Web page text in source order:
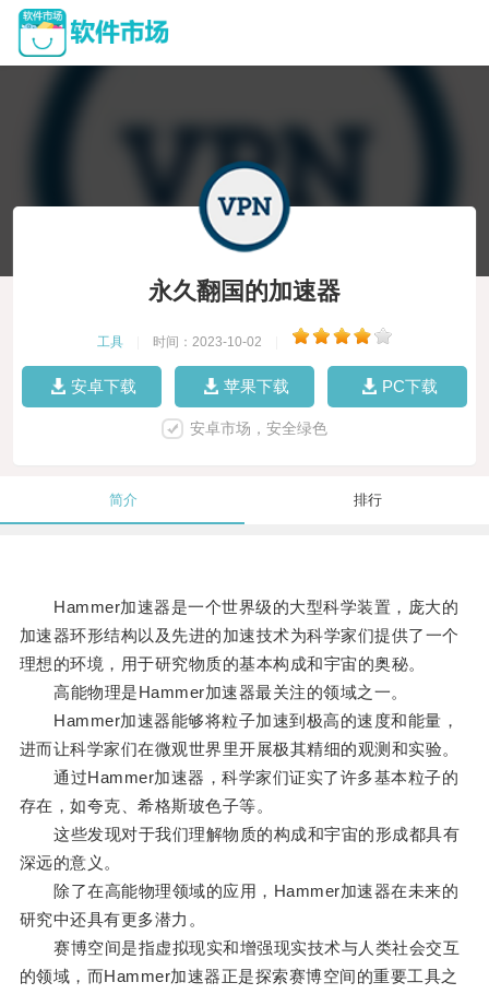
永久翻国的加速器
工具 时间：2023-10-02
安卓下载 苹果下载 PC下载
安卓市场，安全绿色
简介 排行
Hammer加速器是一个世界级的大型科学装置，庞大的
加速器环形结构以及先进的加速技术为科学家们提供了一个
理想的环境，用于研究物质的基本构成和宇宙的奥秘。
高能物理是Hammer加速器最关注的领域之一。
Hammer加速器能够将粒子加速到极高的速度和能量，
进而让科学家们在微观世界里开展极其精细的观测和实验。
通过Hammer加速器，科学家们证实了许多基本粒子的
存在，如夸克、希格斯玻色子等。
这些发现对于我们理解物质的构成和宇宙的形成都具有
深远的意义。
除了在高能物理领域的应用，Hammer加速器在未来的
研究中还具有更多潜力。
赛博空间是指虚拟现实和增强现实技术与人类社会交互
的领域，而Hammer加速器正是探索赛博空间的重要工具之